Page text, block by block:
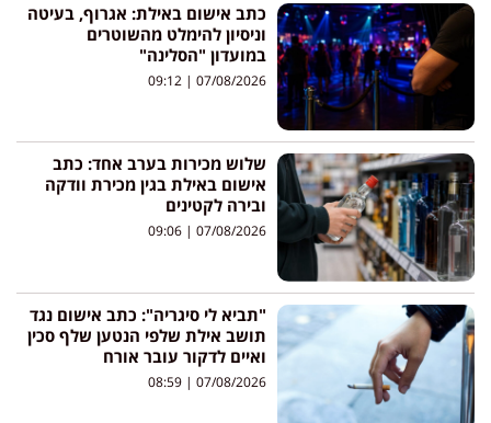
כתב אישום באילת: אגרוף, בעיטה
וניסיון להימלט מהשוטרים
במועדון "הסלינה"
07/08/2026
שלוש מכירות בערב אחד: כתב
אישום באילת בגין מכירת וודקה
ובירה לקטינים
07/08/2026
"תביא לי סיגריה": כתב אישום נגד
תושב אילת שלפי הנטען שלף סכין
ואיים לדקור עובר אורח
07/08/2026